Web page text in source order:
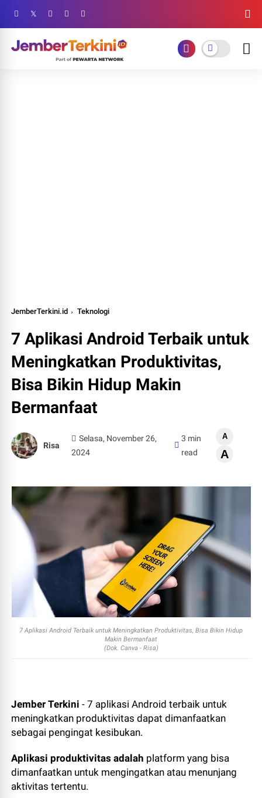
JemberTerkini.id Teknologi
7 Aplikasi Android Terbaik untuk
Meningkatkan Produktivitas,
Bisa Bikin Hidup Makin
Bermanfaat
Risa
Selasa, November 26,
2024
3 min
read
A
A
7 Aplikasi Android Terbaik untuk Meningkatkan Produktivitas, Bisa Bikin Hidup
Makin Bermanfaat
(Dok. Canva - Risa)
Jember Terkini - 7 aplikasi Android terbaik untuk
meningkatkan produktivitas dapat dimanfaatkan
sebagai pengingat kesibukan.
Aplikasi produktivitas adalah platform yang bisa
dimanfaatkan untuk mengingatkan atau menunjang
aktivitas tertentu.